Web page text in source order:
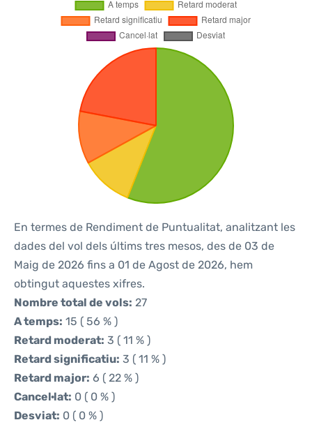
En termes de Rendiment de Puntualitat, analitzant les
dades del vol dels últims tres mesos, des de 03 de
Maig de 2026 fins a 01 de Agost de 2026, hem
obtingut aquestes xifres.
Nombre total de vols: 27
A temps: 15 ( 56 % )
Retard moderat: 3 ( 11 % )
Retard significatiu: 3 ( 11 % )
Retard major: 6 ( 22 % )
Cancel·lat: 0 ( 0 % )
Desviat: 0 ( 0 % )